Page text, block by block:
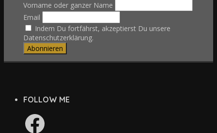
Vorname oder ganzer Name
Email
Indem Du fortfährst, akzeptierst Du unsere
Datenschutzerklärung.
FOLLOW ME
Facebook